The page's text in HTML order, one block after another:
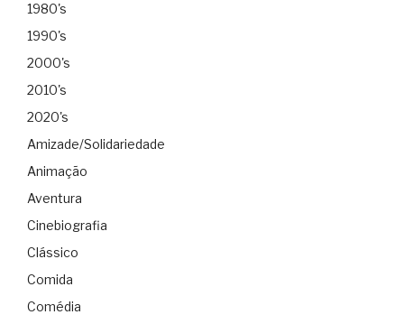
1980's
1990's
2000's
2010's
2020's
Amizade/Solidariedade
Animação
Aventura
Cinebiografia
Clássico
Comida
Comédia